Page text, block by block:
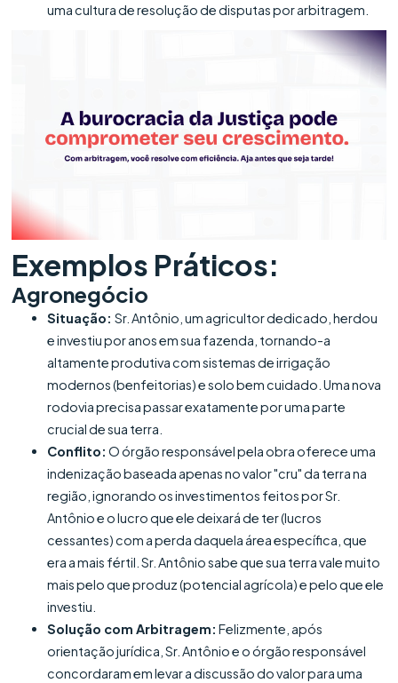
uma cultura de resolução de disputas por arbitragem.
Exemplos Práticos:
Agronegócio
Situação:Sr. Antônio, um agricultor dedicado, herdou
e investiu por anos em sua fazenda, tornando-a
altamente produtiva com sistemas de irrigação
modernos (benfeitorias) e solo bem cuidado. Uma nova
rodovia precisa passar exatamente por uma parte
crucial de sua terra.
Conflito: O órgão responsável pela obra oferece uma
indenização baseada apenas no valor "cru" da terra na
região, ignorando os investimentos feitos por Sr.
Antônio e o lucro que ele deixará de ter (lucros
cessantes) com a perda daquela área específica, que
era a mais fértil. Sr. Antônio sabe que sua terra vale muito
mais pelo que produz (potencial agrícola) e pelo que ele
investiu.
Solução com Arbitragem: Felizmente, após
orientação jurídica, Sr. Antônio e o órgão responsável
concordaram em levar a discussão do valor para uma